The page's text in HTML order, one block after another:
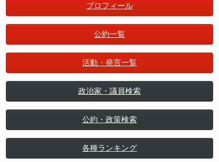
プロフィール
公約一覧
活動・発言一覧
政治家・議員検索
公約・政策検索
各種ランキング